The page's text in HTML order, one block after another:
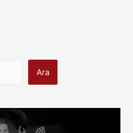
Ara